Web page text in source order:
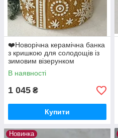
❤️Новорічна керамічна банка
з кришкою для солодощів із
зимовим візерунком
"Сніжинки" 15х15х16 см
В наявності
1 045 ₴
Купити
Новинка